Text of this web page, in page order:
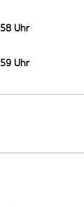
Uhr
Uhr